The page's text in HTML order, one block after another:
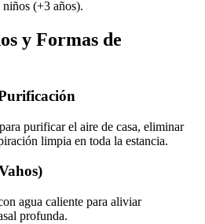
(+3 años).
y Formas de
purificar el aire de casa, eliminar
limpia en toda la estancia.
agua caliente para aliviar
profunda.